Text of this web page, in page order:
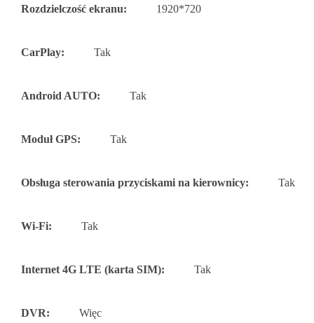
Rozdzielczość ekranu: 1920*720
CarPlay: Tak
Android AUTO: Tak
Moduł GPS: Tak
Obsługa sterowania przyciskami na kierownicy: Tak
Wi-Fi: Tak
Internet 4G LTE (karta SIM): Tak
DVR: Więc